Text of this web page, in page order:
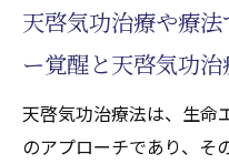
天啓気功治療や療
ー覚醒と天啓気功
天啓気功治療法は、生命
のアプローチであり、そ